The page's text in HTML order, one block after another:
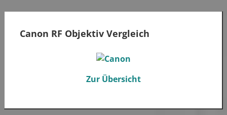
Canon RF Objektiv Vergleich
Zur Übersicht